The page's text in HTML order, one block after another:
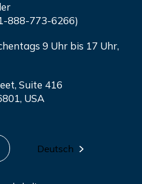
888-773-6266)
9 Uhr bis 17 Uhr,
Suite 416
USA
Deutsch